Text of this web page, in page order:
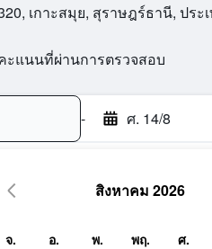
เกาะสมุย, สุราษฎร์ธานี, ประ
ะแนนที่ผ่านการตรวจสอบ
- ศ. 14/8
1 ห้อง
สิงหาคม 2026
จ. อ. พ. พฤ. ศ.